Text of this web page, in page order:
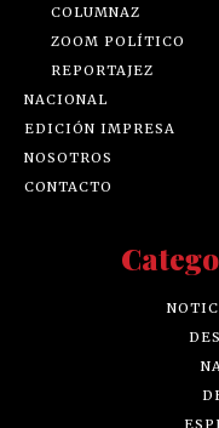
COLUMNAZ
ZOOM POLÍTICO
REPORTAJEZ
NACIONAL
EDICIÓN IMPRESA
NOSOTROS
CONTACTO